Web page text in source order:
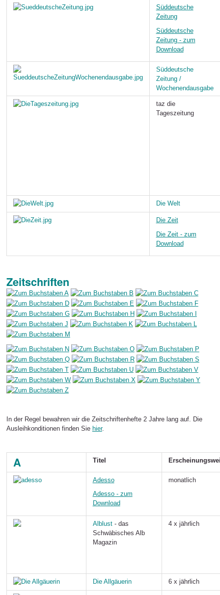
Süddeutsche
Zeitung
Süddeutsche
Zeitung - zum
Download
Süddeutsche
Zeitung /
Wochenendausgabe
taz die
Tageszeitung
Die Welt
Die Zeit
Die Zeit - zum
Download
Zeitschriften
In der Regel bewahren wir die Zeitschriftenhefte 2 Jahre lang auf. Die
Ausleihkonditionen finden Sie hier.
A Titel
Adesso
Adesso - zum
Download
monatlich
Alblust- das
Schwäbisches Alb
Magazin
4 x jährlich
Die Allgäuerin 6 x jährlich